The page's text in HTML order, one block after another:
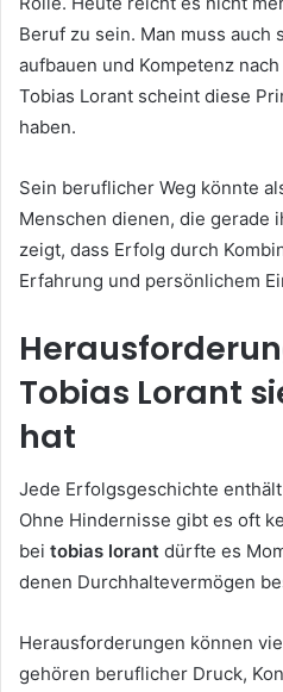
Beruf zu sein. Man muss auch
aufbauen und Kompetenz
Tobias Lorant scheint diese
haben.
Sein beruflicher Weg könnte
Menschen dienen, die gerade
zeigt, dass Erfolg durch
Erfahrung und persönlichem
Tobias Lorant
hat
Jede Erfolgsgeschichte
Ohne Hindernisse gibt es oft
bei tobias lorant dürfte es
denen Durchhaltevermögen
Herausforderungen können
gehören beruflicher Druck,